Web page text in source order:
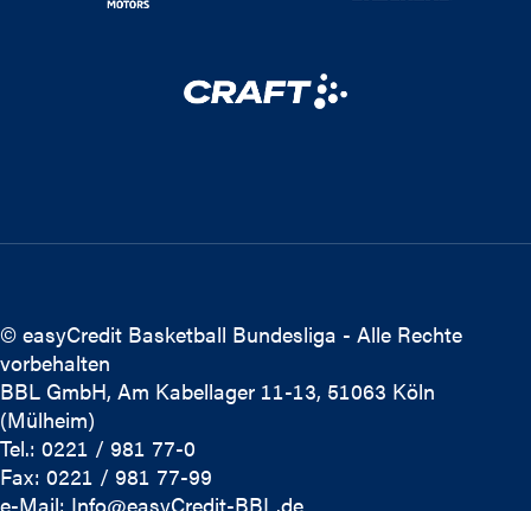
© easyCredit Basketball Bundesliga - Alle Rechte
vorbehalten
BBL GmbH, Am Kabellager 11-13, 51063 Köln
(Mülheim)
Tel.: 0221 / 981 77-0
Fax: 0221 / 981 77-99
e-Mail: Info@easyCredit-BBL.de